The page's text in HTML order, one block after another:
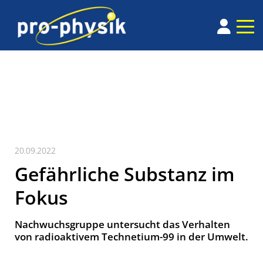
20.09.2022
Gefährliche Substanz im
Fokus
Nachwuchsgruppe untersucht das Verhalten
von radioaktivem Technetium-99 in der Umwelt.